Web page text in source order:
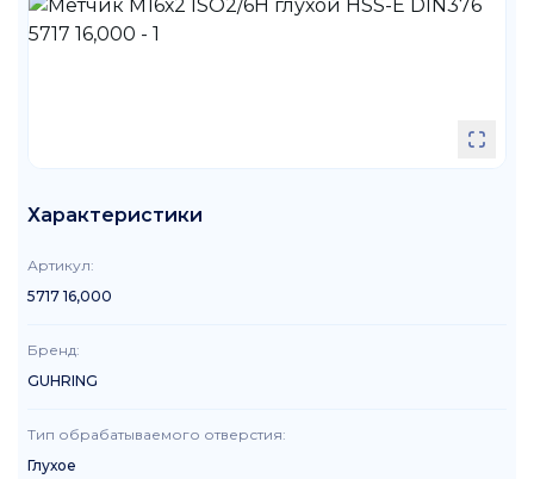
Характеристики
Артикул:
5717 16,000
Бренд:
GUHRING
Тип обрабатываемого отверстия:
Глухое